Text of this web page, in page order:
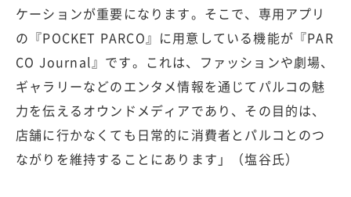
ケーションが重要になります。そこで、専用アプリ
の『POCKET PARCO』に用意している機能が『PAR
CO Journal』です。これは、ファッションや劇場、
ギャラリーなどのエンタメ情報を通じてパルコの魅
力を伝えるオウンドメディアであり、その目的は、
店舗に行かなくても日常的に消費者とパルコとのつ
ながりを維持することにあります」（塩谷氏）